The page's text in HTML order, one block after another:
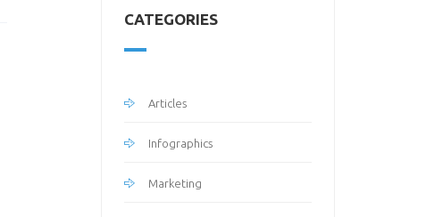
CATEGORIES
Articles
Infographics
Marketing